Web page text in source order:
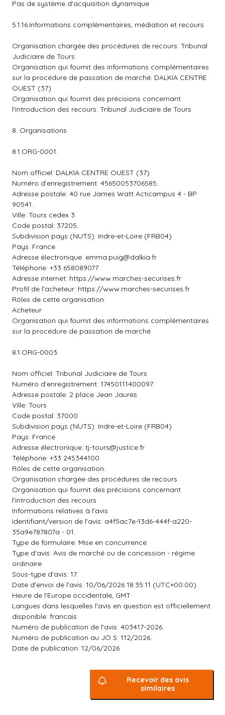
Pas de système d'acquisition dynamique
5.1.16.Informations complémentaires, médiation et recours
Organisation chargée des procédures de recours: Tribunal
Judiciaire de Tours
Organisation qui fournit des informations complémentaires
sur la procédure de passation de marché: DALKIA CENTRE
OUEST (37)
Organisation qui fournit des précisions concernant
l'introduction des recours: Tribunal Judiciaire de Tours
8. Organisations
8.1.ORG-0001.
Nom officiel: DALKIA CENTRE OUEST (37)
Numéro d'enregistrement: 45650053706585.
Adresse postale: 40 rue James Watt Acticampus 4 - BP
90541.
Ville: Tours cedex 3.
Code postal: 37205.
Subdivision pays (NUTS): Indre-et-Loire (FRB04)
Pays: France
Adresse électronique: emma.puig@dalkia.fr
Téléphone: +33 658089077.
Adresse internet: https://www.marches-securises.fr
Profil de l'acheteur: https://www.marches-securises.fr
Rôles de cette organisation:
Acheteur
Organisation qui fournit des informations complémentaires
sur la procédure de passation de marché
8.1.ORG-0003.
Nom officiel: Tribunal Judiciaire de Tours
Numéro d'enregistrement: 17450111400097.
Adresse postale: 2 place Jean Jaures
Ville: Tours
Code postal: 37000
Subdivision pays (NUTS): Indre-et-Loire (FRB04)
Pays: France
Adresse électronique: tj-tours@justice.fr
Téléphone: +33 245344100
Rôles de cette organisation:
Organisation chargée des procédures de recours
Organisation qui fournit des précisions concernant
l'introduction des recours
Informations relatives à l'avis
Identifiant/version de l'avis: a4f5ac7e-13d6-444f-a220-
35a9e787807a - 01.
Type de formulaire: Mise en concurrence
Type d'avis: Avis de marché ou de concession - régime
ordinaire
Sous-type d'avis: 17.
Date d'envoi de l'avis: 10/06/2026 18:35:11 (UTC+00:00)
Heure de l'Europe occidentale, GMT
Langues dans lesquelles l'avis en question est officiellement
disponible: francais
Numéro de publication de l'avis: 403417-2026.
Numéro de publication au JO S: 112/2026.
Date de publication: 12/06/2026
Recevoir des avis
similaires